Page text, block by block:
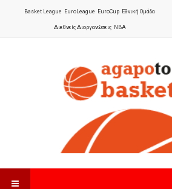
Basket League EuroLeague EuroCup Εθνική Ομάδα
Διεθνείς Διοργανώσεις NBA